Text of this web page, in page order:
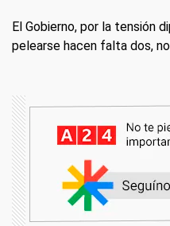
El Gobierno, por la tensión
pelearse hacen falta dos,